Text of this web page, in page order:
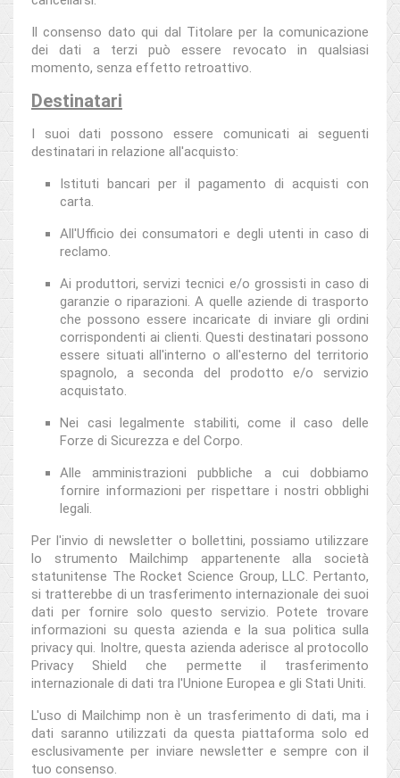
Il consenso dato qui dal Titolare per la comunicazione
dei dati a terzi può essere revocato in qualsiasi
momento, senza effetto retroattivo.
Destinatari
I suoi dati possono essere comunicati ai seguenti
destinatari in relazione all'acquisto:
Istituti bancari per il pagamento di acquisti con
carta.
All'Ufficio dei consumatori e degli utenti in caso di
reclamo.
Ai produttori, servizi tecnici e/o grossisti in caso di
garanzie o riparazioni. A quelle aziende di trasporto
che possono essere incaricate di inviare gli ordini
corrispondenti ai clienti. Questi destinatari possono
essere situati all'interno o all'esterno del territorio
spagnolo, a seconda del prodotto e/o servizio
acquistato.
Nei casi legalmente stabiliti, come il caso delle
Forze di Sicurezza e del Corpo.
Alle amministrazioni pubbliche a cui dobbiamo
fornire informazioni per rispettare i nostri obblighi
legali.
Per l'invio di newsletter o bollettini, possiamo utilizzare
lo strumento Mailchimp appartenente alla società
statunitense The Rocket Science Group, LLC. Pertanto,
si tratterebbe di un trasferimento internazionale dei suoi
dati per fornire solo questo servizio. Potete trovare
informazioni su questa azienda e la sua politica sulla
privacy qui. Inoltre, questa azienda aderisce al protocollo
Privacy Shield che permette il trasferimento
internazionale di dati tra l'Unione Europea e gli Stati Uniti.
L'uso di Mailchimp non è un trasferimento di dati, ma i
dati saranno utilizzati da questa piattaforma solo ed
esclusivamente per inviare newsletter e sempre con il
tuo consenso.